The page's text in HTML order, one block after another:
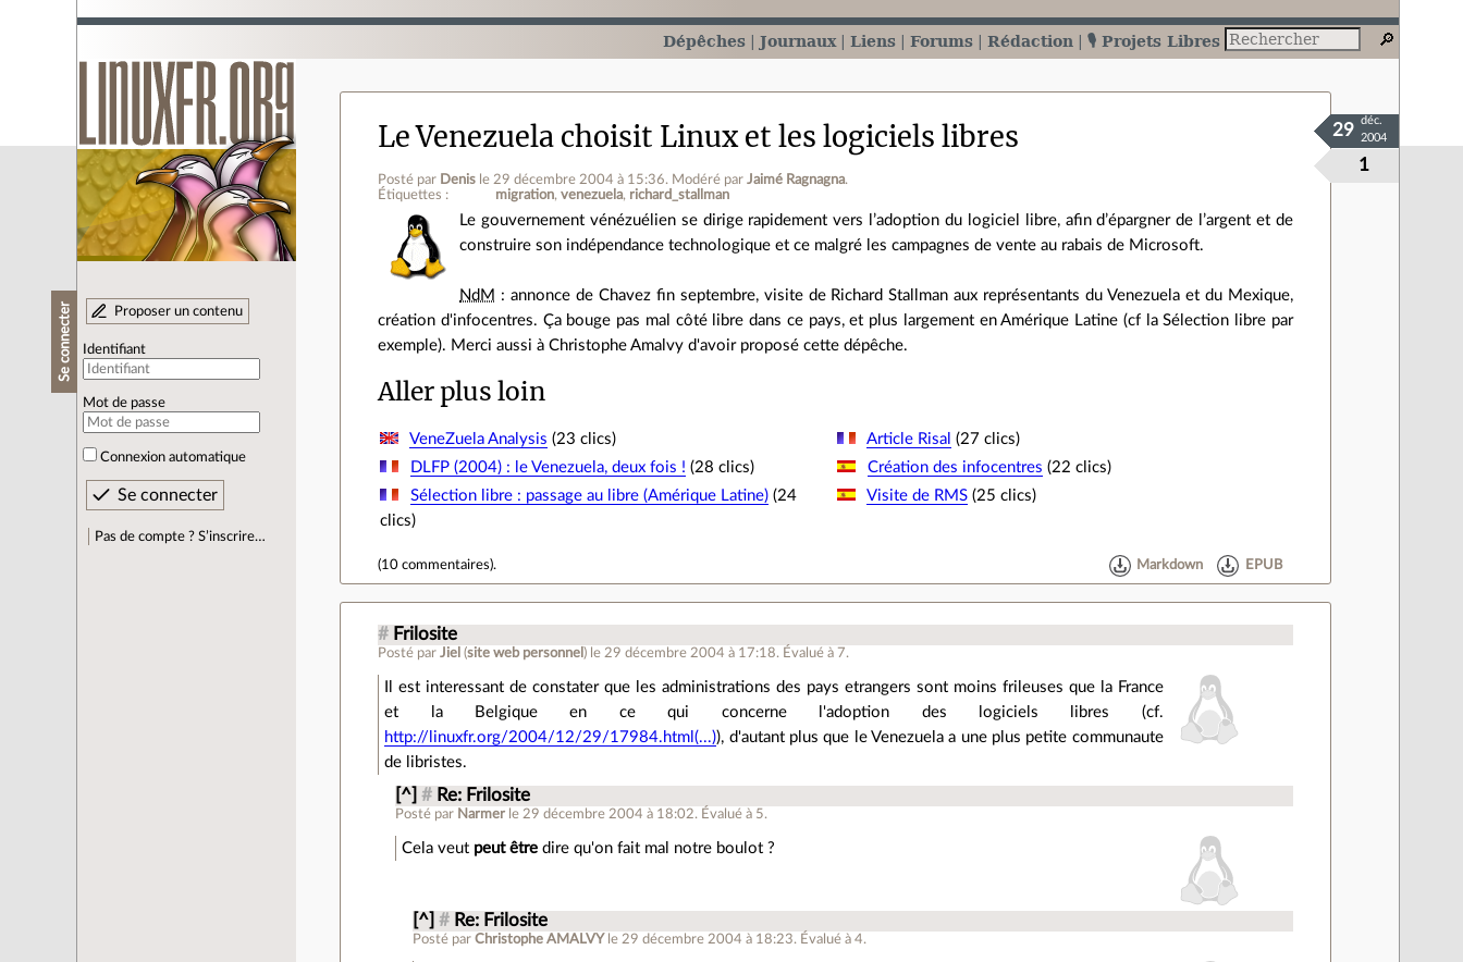
Dépêches Journaux Liens Forums Rédaction 🎙️ Projets Libres
Se connecter Proposer un contenu
Identifiant
Mot de passe
Connexion automatique
Pas de compte ? S’inscrire…
Le Venezuela choisit Linux et les logiciels libres
Posté par Denis le 29 décembre 2004 à 15:36. Modéré parJaimé Ragnagna.
Étiquettes :
migration venezuela richard_stallman
1
29
déc.
2004
Le gouvernement vénézuélien se dirige rapidement vers l’adoption du logiciel libre, afin d’épargner de l’argent et de
construire son indépendance technologique et ce malgré les campagnes de vente au rabais de Microsoft.
NdM : annonce de Chavez fin septembre, visite de Richard Stallman aux représentants du Venezuela et du Mexique,
création d'infocentres. Ça bouge pas mal côté libre dans ce pays, et plus largement en Amérique Latine (cf la Sélection libre par
exemple). Merci aussi à Christophe Amalvy d'avoir proposé cette dépêche.
Aller plus loin
VeneZuela Analysis (23 clics) Article Risal (27 clics)
DLFP (2004) : le Venezuela, deux fois ! (28 clics) Création des infocentres (22 clics)
Sélection libre : passage au libre (Amérique Latine)(24
clics)
Visite de RMS (25 clics)
(10 commentaires). Markdown EPUB
# Frilosite
Posté parJiel (site web personnel ) le 29 décembre 2004 à 17:18. Évalué à 7.
Il est interessant de constater que les administrations des pays etrangers sont moins frileuses que la France
et la Belgique en ce qui concerne l'adoption des logiciels libres (cf.
http://linuxfr.org/2004/12/29/17984.html(...)), d'autant plus que le Venezuela a une plus petite communaute
de libristes.
[^] # Re: Frilosite
Posté par Narmer le 29 décembre 2004 à 18:02. Évalué à 5.
Cela veut peut êtredire qu'on fait mal notre boulot ?
[^] # Re: Frilosite
Posté parChristophe AMALVY le 29 décembre 2004 à 18:23. Évalué à4.